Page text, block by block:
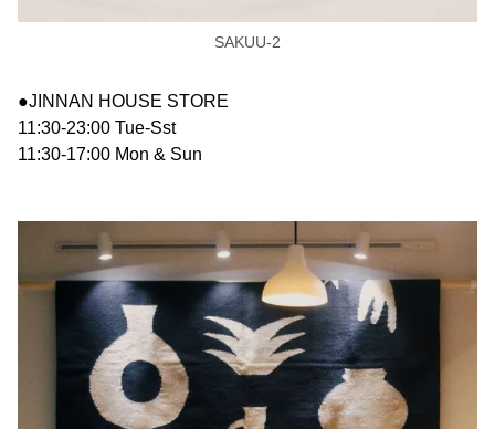
SAKUU-2
●JINNAN HOUSE STORE
11:30-23:00 Tue-Sst
11:30-17:00 Mon & Sun